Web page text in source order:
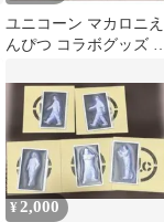
ユニコーン マカロニえ
んぴつ コラボグッズ 2
¥2,000